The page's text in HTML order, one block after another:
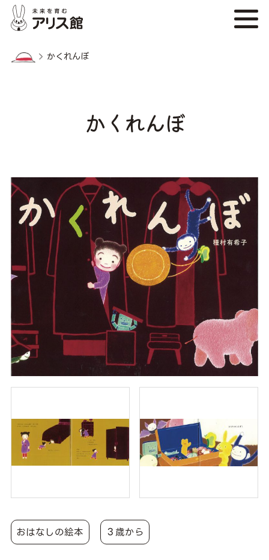
かくれんぼ
かくれんぼ
おはなしの絵本 ３歳から